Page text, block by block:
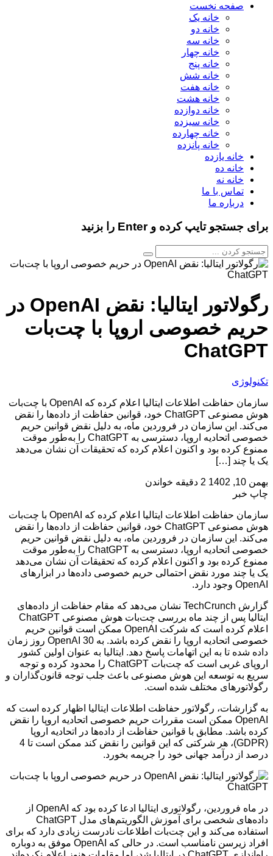
صفحه نخست
خانه یک
خانه دو
خانه سه
خانه چهار
خانه پنج
خانه شش
خانه هفت
خانه هشت
خانه دوازده
خانه سیزده
خانه چهارده
خانه پانزده
خانه یازده
خانه ده
خانه نه
تماس با ما
درباره ما
برای جستجو تایپ کرده و Enter را بزنید
رگولاتور ایتالیا: نقض OpenAI در
حریم خصوصی اروپا با چت‌بات
ChatGPT
تکنولوژی
سازمان حفاظت اطلاعات ایتالیا اعلام کرده که OpenAI با چت‌بات
هوش مصنوعی ChatGPT خود، قوانین حفاظت از داده‌ها را نقض
می‌کند. این سازمان در فروردین ماه، به دلیل نقض قوانین حریم
خصوصی اتحادیه اروپا، دسترسی به ChatGPT را به‌طور موقت
ممنوع کرده بود و اکنون اعلام کرده که تحقیقات آن نشان می‌دهد
یک یا چند […]
بهمن 10, 1402
2 دقیقه خواندن
چاپ خبر
سازمان حفاظت اطلاعات ایتالیا اعلام کرده که OpenAI با چت‌بات
هوش مصنوعی ChatGPT خود، قوانین حفاظت از داده‌ها را نقض
می‌کند. این سازمان در فروردین ماه، به دلیل نقض قوانین حریم
خصوصی اتحادیه اروپا، دسترسی به ChatGPT را به‌طور موقت
ممنوع کرده بود و اکنون اعلام کرده که تحقیقات آن نشان می‌دهد
یک یا چند مورد نقض احتمالی حریم خصوصی داده‌ها در ابزارهای
OpenAI وجود دارد.
گزارش TechCrunch نشان می‌دهد که مقام حفاظت از داده‌های
ایتالیا پس از چند ماه بررسی چت‌بات هوش مصنوعی ChatGPT
اعلام کرده است که شرکت OpenAI ممکن است قوانین حریم
خصوصی اتحادیه اروپا را نقض کرده باشد. به OpenAI 30 روز زمان
داده شده تا به این اتهامات پاسخ دهد. ایتالیا به عنوان اولین کشور
اروپای غربی است که چت‌بات ChatGPT را محدود کرده و توجه
سریع به توسعه این هوش مصنوعی باعث جلب توجه قانون‌گذاران و
رگولاتورهای مختلف شده است.
به گزارشات، رگولاتور حفاظت اطلاعات ایتالیا اظهار کرده است که
OpenAI ممکن است مقررات حریم خصوصی اتحادیه اروپا را نقض
کرده باشد. مطابق با قوانین حفاظت از داده‌ها در اتحادیه اروپا
(GDPR)، هر شرکتی که این قوانین را نقض کند ممکن است تا 4
درصد از درآمد جهانی خود را جریمه بخورد.
در ماه فروردین، رگولاتوری ایتالیا ادعا کرده بود که OpenAI از
داده‌های شخصی برای آموزش الگوریتم‌های مدل ChatGPT
استفاده می‌کند و این چت‌بات اطلاعات نادرست زیادی دارد که برای
افراد زیرسن نامناسب است. در حالی که OpenAI موفق به دوباره